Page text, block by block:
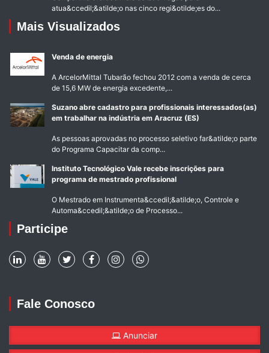
atua&ccedil;&atilde;o nas cinco regi&otilde;es do...
Mais Visualizados
Venda de energia
A ArcelorMittal Tubarão fechou 2012 com a venda de cerca
de 15,6 MW de energia excedente,...
Suzano abre cadastro para profissionais interessados(as)
em trabalhar na indústria em Aracruz (ES)
As pessoas aprovadas no processo seletivo far&atilde;o parte
do Programa Capacitar da comp...
Instituto Tecnológico Vale recebe inscrições para
programa de mestrado profissional
O Mestrado em Instrumenta&ccedil;&atilde;o, Controle e
Automa&ccedil;&atilde;o de Processo...
Participe
Fale Conosco
Anunciar